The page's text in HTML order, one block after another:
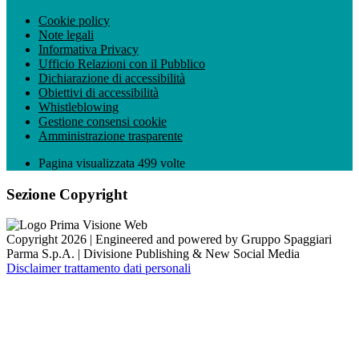
Cookie policy
Note legali
Informativa Privacy
Ufficio Relazioni con il Pubblico
Dichiarazione di accessibilità
Obiettivi di accessibilità
Whistleblowing
Gestione consensi cookie
Amministrazione trasparente
Pagina visualizzata 499 volte
Sezione Copyright
Copyright 2026 | Engineered and powered by Gruppo Spaggiari
Parma S.p.A. | Divisione Publishing & New Social Media
Disclaimer trattamento dati personali